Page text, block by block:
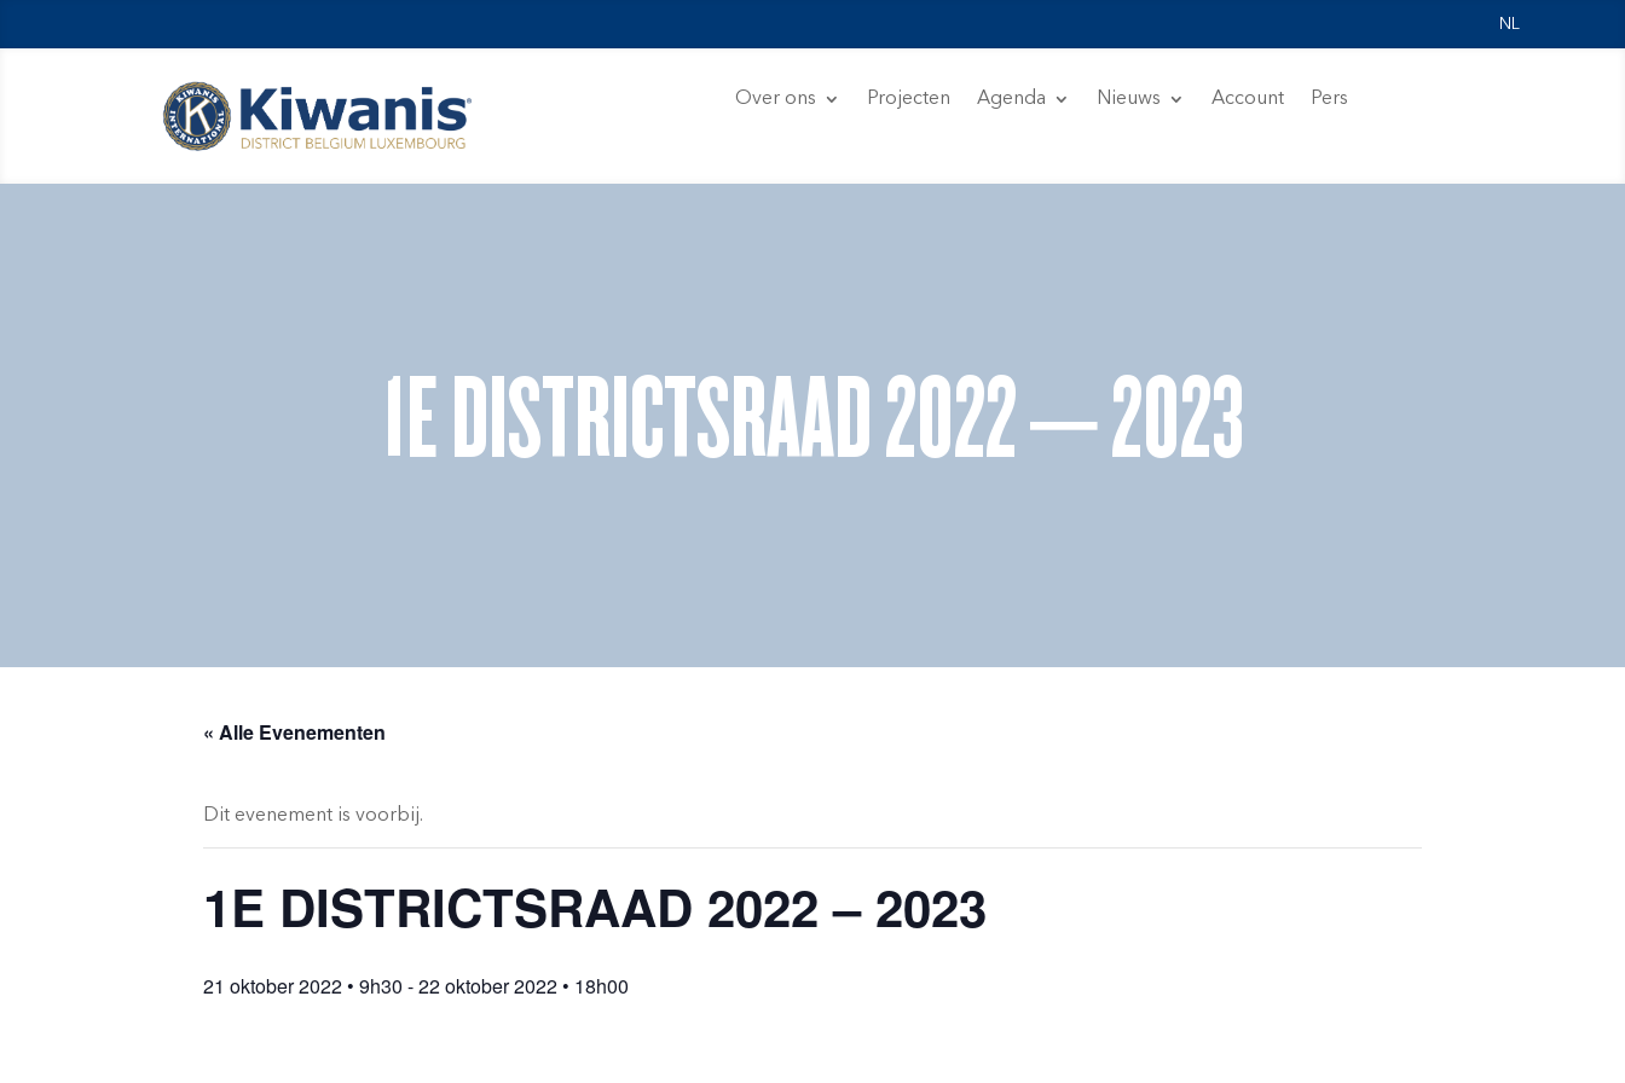
NL
Over ons Projecten Agenda Nieuws Account Pers
1E DISTRICTSRAAD 2022 – 2023
« Alle Evenementen
Dit evenement is voorbij.
1E DISTRICTSRAAD 2022 – 2023
21 oktober 2022 • 9h30 -22 oktober 2022 • 18h00